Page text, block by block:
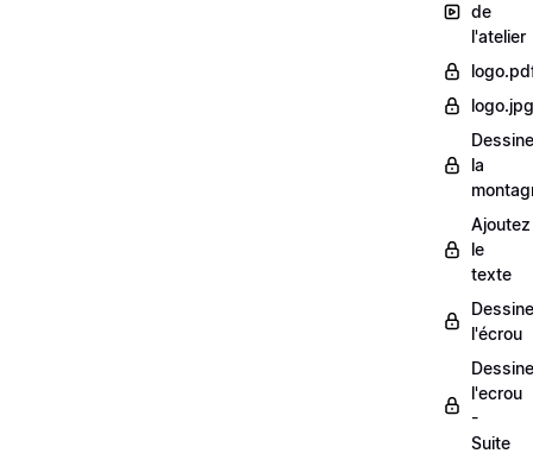
de
l'atelier
logo.jpg
la
Ajoutez
le
texte
l'écrou
l'ecrou
-
Suite